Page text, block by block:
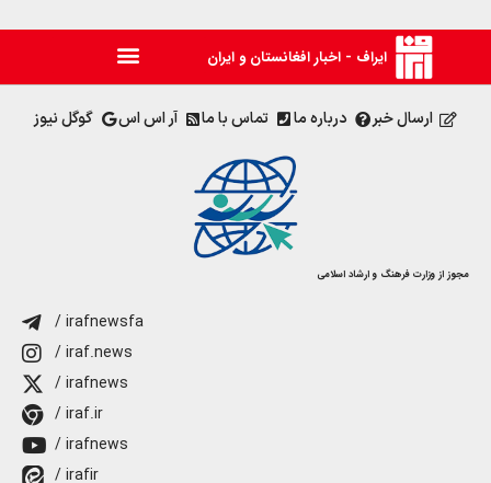
ایراف - اخبار افغانستان و ایران
ارسال خبر درباره ما تماس با ما آر اس اس گوگل نیوز
مجوز از وزارت فرهنگ و ارشاد اسلامی
/ irafnewsfa
/ iraf.news
/ irafnews
/ iraf.ir
/ irafnews
/ irafir